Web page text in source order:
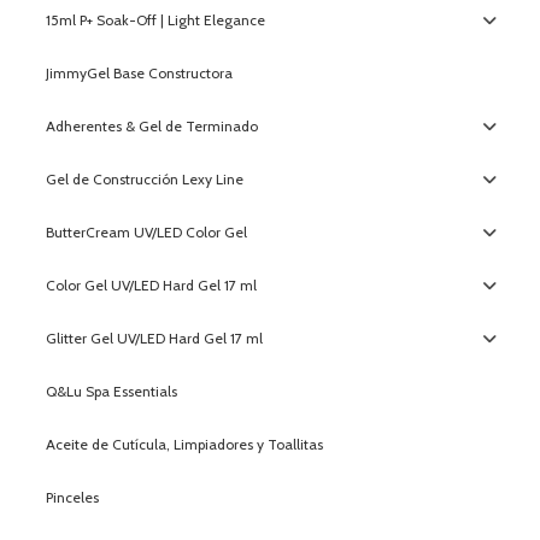
15ml P+ Soak-Off | Light Elegance
JimmyGel Base Constructora
Adherentes & Gel de Terminado
Gel de Construcción Lexy Line
ButterCream UV/LED Color Gel
Color Gel UV/LED Hard Gel 17 ml
Glitter Gel UV/LED Hard Gel 17 ml
Q&Lu Spa Essentials
Aceite de Cutícula, Limpiadores y Toallitas
Pinceles